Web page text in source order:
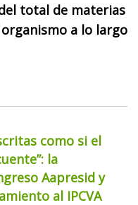
total de materias
a lo largo
como si el
la
Aapresid y
al IPCVA